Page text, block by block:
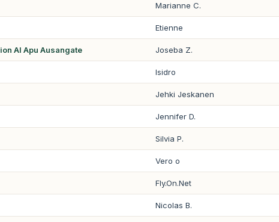
Marianne C.
Etienne
Al Apu Ausangate Joseba Z.
Isidro
Jehki Jeskanen
Jennifer D.
Silvia P.
Vero o
Fly.On.Net
Nicolas B.